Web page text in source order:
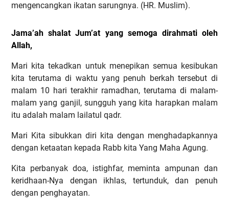
mengencangkan ikatan sarungnya. (HR. Muslim).
Jama’ah shalat Jum’at yang semoga dirahmati oleh
Allah,
Mari kita tekadkan untuk menepikan semua kesibukan
kita terutama di waktu yang penuh berkah tersebut di
malam 10 hari terakhir ramadhan, terutama di malam-
malam yang ganjil, sungguh yang kita harapkan malam
itu adalah malam lailatul qadr.
Mari Kita sibukkan diri kita dengan menghadapkannya
dengan ketaatan kepada Rabb kita Yang Maha Agung.
Kita perbanyak doa, istighfar, meminta ampunan dan
keridhaan-Nya dengan ikhlas, tertunduk, dan penuh
dengan penghayatan.